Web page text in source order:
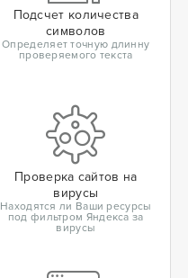
Подсчет количества
символов
Определяет точную длинну
проверяемого текста
Проверка сайтов на
вирусы
Находятся ли Ваши ресурсы
под фильтром Яндекса за
вирусы